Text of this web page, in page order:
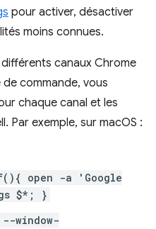
pour activer, désactiver
moins connues.
canaux Chrome
commande, vous
chaque canal et les
Par exemple, sur macOS :
open -a 'Google
$*; }
window-